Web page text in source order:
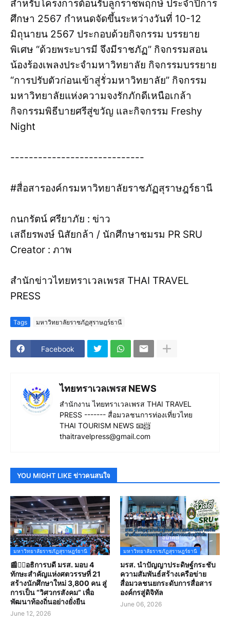
สำหรับโครงการต้อนรับลูกราชพฤกษ์ ประจำปีการ
ศึกษา 2567 กำหนดจัดขึ้นระหว่างวันที่ 10-12
มิถุนายน 2567 ประกอบด้วยกิจกรรม บรรยาย
พิเศษ “ด้วยพระบารมี จึงมีราชภัฏ” กิจกรรมสอน
น้องร้องเพลงประจำมหาวิทยาลัย กิจกรรมบรรยาย
“การปรับตัวก่อนเข้าสู่รั่วมหาวิทยาลัย” กิจกรรม
มหาวิทยาลัยแห่งความจงรักภักดีเหนือเกล้า
กิจกรรมพิธีบายศรีสู่ขวัญ และกิจกรรม Freshy
Night
-----------------------------
#สื่อสารองค์กรมหาวิทยาลัยราชภัฏสุราษฎร์ธานี
กนกรัตน์ ศรียาภัย : ข่าว
เสถียรพงษ์ นิสัยกล้า / นักศึกษาชมรม PR SRU
Creator : ภาพ
สำนักข่าวไทยทราเวลเพรส THAI TRAVEL
PRESS
Tags มหาวิทยาลัยราชภัฏสุราษฎร์ธานี
Facebook
ไทยทราเวลเพรส NEWS
สำนักงาน ไทยทราเวลเพรส THAI TRAVEL
PRESS ------- สื่อมวลชนการท่องเที่ยวไทย
THAI TOURISM NEWS 📧📨
thaitravelpress@gmail.com
YOU MIGHT LIKE ข่าวคนสนใจ
มหาวิทยาลัยราชภัฏสุราษฎร์ธานี
📰✍🏻อธิการบดี มรส. มอบ 4
ทักษะสำคัญแห่งศตวรรษที่ 21
สร้างนักศึกษาใหม่ 3,800 คน สู่
การเป็น “วิศวกรสังคม” เพื่อ
พัฒนาท้องถิ่นอย่างยั่งยืน
June 12, 2026
มหาวิทยาลัยราชภัฏสุราษฎร์ธานี
มรส. นำปัญญาประดิษฐ์กระชับ
ความสัมพันธ์สร้างเครือข่าย
สื่อมวลชนยกระดับการสื่อสาร
องค์กรสู่ดิจิทัล
June 06, 2026